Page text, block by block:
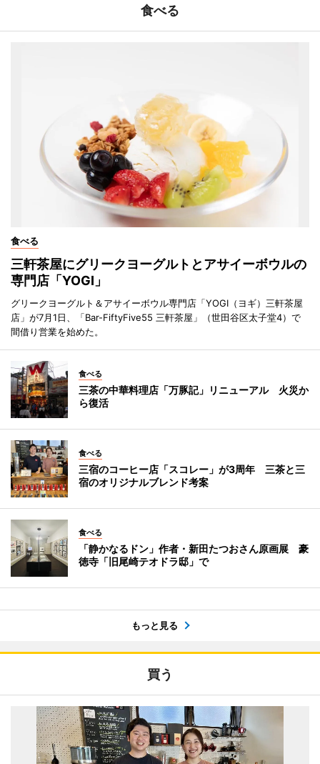
食べる
食べる
三軒茶屋にグリークヨーグルトとアサイーボウルの
専門店「YOGI」
グリークヨーグルト＆アサイーボウル専門店「YOGI（ヨギ）三軒茶屋
店」が7月1日、「Bar-FiftyFive55 三軒茶屋」（世田谷区太子堂4）で
間借り営業を始めた。
食べる
三茶の中華料理店「万豚記」リニューアル 火災か
ら復活
食べる
三宿のコーヒー店「スコレー」が3周年 三茶と三
宿のオリジナルブレンド考案
食べる
「静かなるドン」作者・新田たつおさん原画展 豪
徳寺「旧尾崎テオドラ邸」で
もっと見る
買う